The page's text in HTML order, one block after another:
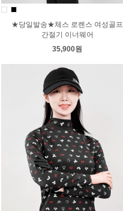
★당일발송★체스 로렌스 여성골프
간절기 이너웨어
35,900원